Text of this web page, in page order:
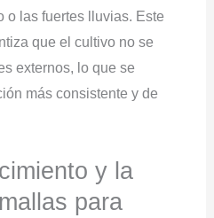
o las fuertes lluvias. Este
que el cultivo no se
externos, lo que se
más consistente y de
y la
para